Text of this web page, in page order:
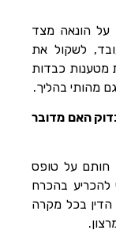
על הונאה מצד
לשקול את
מטענות כבדות
מהותי בהליך.
האם מדובר
חותם על טופס
להכריע בהכרח
הדין בכל מקרה